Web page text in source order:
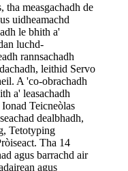
tha measgachadh de
uidheamachd
le bhith a'
luchd-
rannsachadh
leithid Servo
A 'co-obrachadh
a' leasachadh
Teicneòlas
dealbhadh,
Tetotyping
Tha 14
agus barrachd air
agus